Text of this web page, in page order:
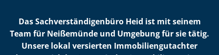
Das Sach­ver­stän­di­gen­bü­ro Heid ist mit seinem
Team für Neißemünde und Umgebung für sie tätig.
Unsere lokal versierten Im­mo­bi­li­en­gut­ach­ter